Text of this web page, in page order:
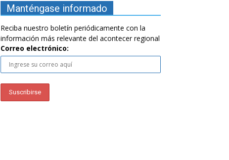
Manténgase informado
Reciba nuestro boletín periódicamente con la
información más relevante del acontecer regional
Correo electrónico: